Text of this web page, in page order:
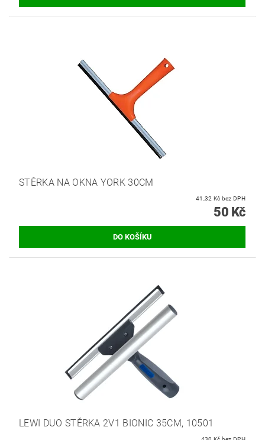
STĚRKA NA OKNA YORK 30CM
41,32 Kč bez DPH
50 Kč
LEWI DUO STĚRKA 2V1 BIONIC 35CM, 10501